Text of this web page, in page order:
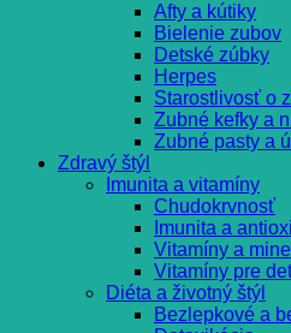
Afty a kútiky
Bielenie zubov
Detské zúbky
Herpes
Starostlivosť o
Zubné kefky a
Zubné pasty a
Zdravý štýl
Imunita a vitamíny
Chudokrvnosť
Imunita a
Vitamíny a
Vitamíny pre
Diéta a životný štýl
Bezlepkové a